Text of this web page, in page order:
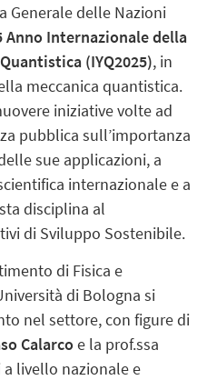
Generale delle Nazioni
Anno Internazionale della
(IYQ2025), in
meccanica quantistica.
iniziative volte ad
pubblica sull’importanza
sue applicazioni, a
internazionale e a
disciplina al
di Sviluppo Sostenibile.
di Fisica e
di Bologna si
nel settore, con figure di
Calarcoe la prof.ssa
livello nazionale e